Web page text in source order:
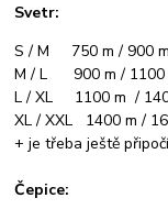
Svetr:
S / M 750 m / 900 m
M / L 900 m / 1100
L / XL 1100 m /
XL / XXL 1400 m /
+ je třeba ještě
Čepice: